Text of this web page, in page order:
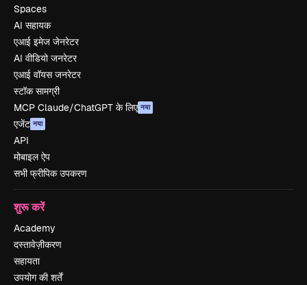
Spaces
AI सहायक
एआई इमेज जेनरेटर
AI वीडियो जनरेटर
एआई वॉयस जनरेटर
स्टॉक सामग्री
MCP Claude/ChatGPT के लिए नया
एजेंट नया
API
मोबाइल ऐप
सभी फ्रीपिक उपकरण
शुरू करें
Academy
दस्तावेज़ीकरण
सहायता
उपयोग की शर्तें